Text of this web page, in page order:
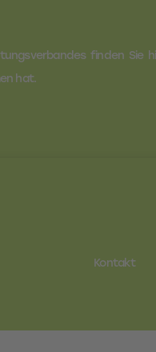
finden Sie
hat.
Kontakt